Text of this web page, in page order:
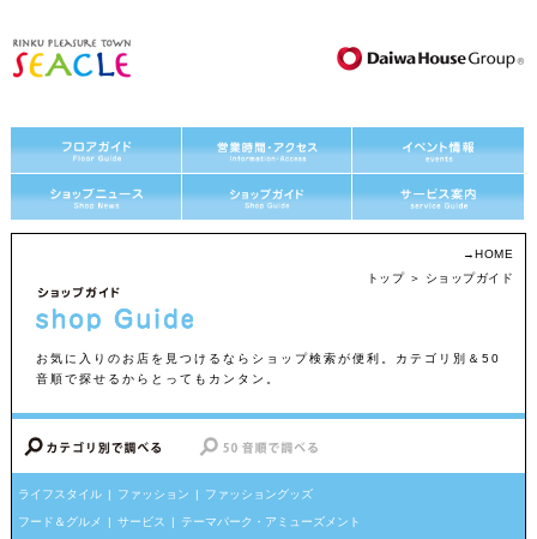
お気に入りのお店を見つけるならショップ検索が便利。カテゴリ別＆50
音順で探せるからとってもカンタン。
→HOME
トップ＞ ショップガイド
ライフスタイル ファッション ファッショングッズ
フード＆グルメ サービス テーマパーク・アミューズメント